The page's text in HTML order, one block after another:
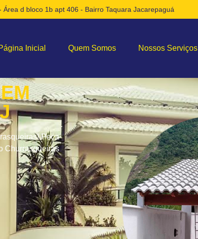
Área d bloco 1b apt 406 - Bairro Taquara Jacarepaguá
Inicial Quem Somos Nossos Serviços
Peça
Churrasqueiras